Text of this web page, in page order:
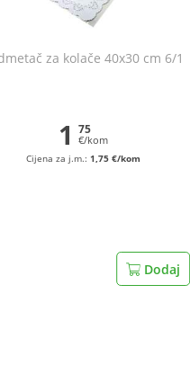
za kolače 40x30 cm 6/1
1 75
€/kom
Cijena za j.m.:1,75 €/kom
Dodaj